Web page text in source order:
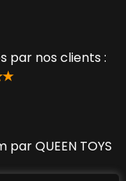
par nos clients :
QUEEN TOYS